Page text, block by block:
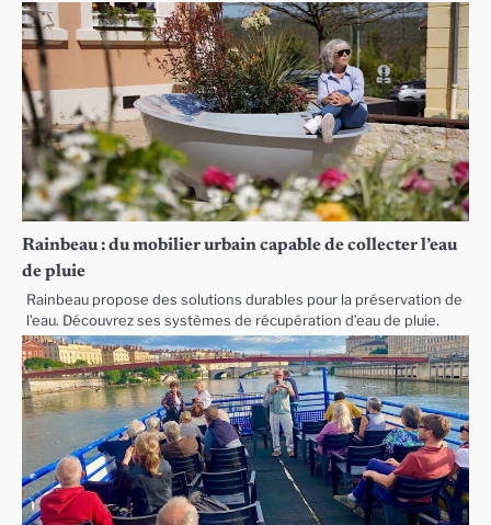
Rainbeau : du mobilier urbain capable de collecter l’eau
de pluie
Rainbeau propose des solutions durables pour la préservation de
l’eau. Découvrez ses systèmes de récupération d’eau de pluie.